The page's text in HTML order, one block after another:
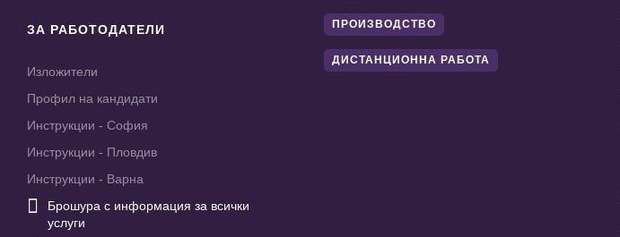
ЗА РАБОТОДАТЕЛИ
Изложители
Профил на кандидати
Инструкции - София
Инструкции - Пловдив
Инструкции - Варна

Брошура с информация за всички
услуги
ПРОИЗВОДСТВО
ДИСТАНЦИОННА РАБОТА